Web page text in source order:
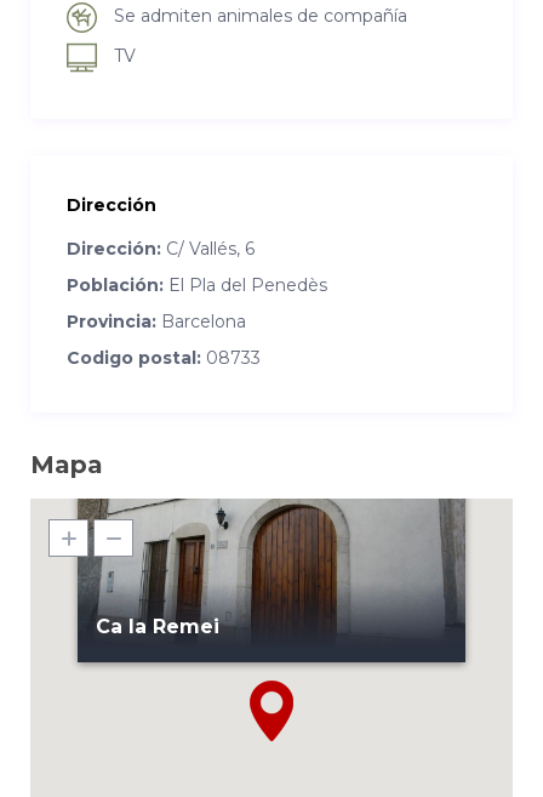
Se admiten animales de compañía
TV
Dirección
Dirección: C/ Vallés, 6
Población: El Pla del Penedès
Provincia: Barcelona
Codigo postal: 08733
Mapa
Ca la Remei